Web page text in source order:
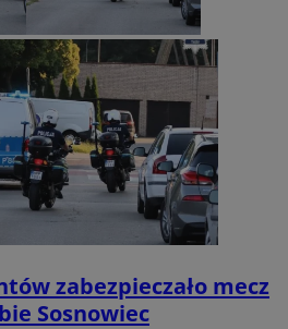
zabezpieczało mecz
Sosnowiec